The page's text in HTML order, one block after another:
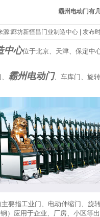
霸州电动门有
源:廊坊新恒昌门业制造中心 | 发布
中心位于北京、天津、保定中
霸州电动门、车库门、旋
主要指工业门、电动伸缩门、旋
）应用于企业、厂房、小区等